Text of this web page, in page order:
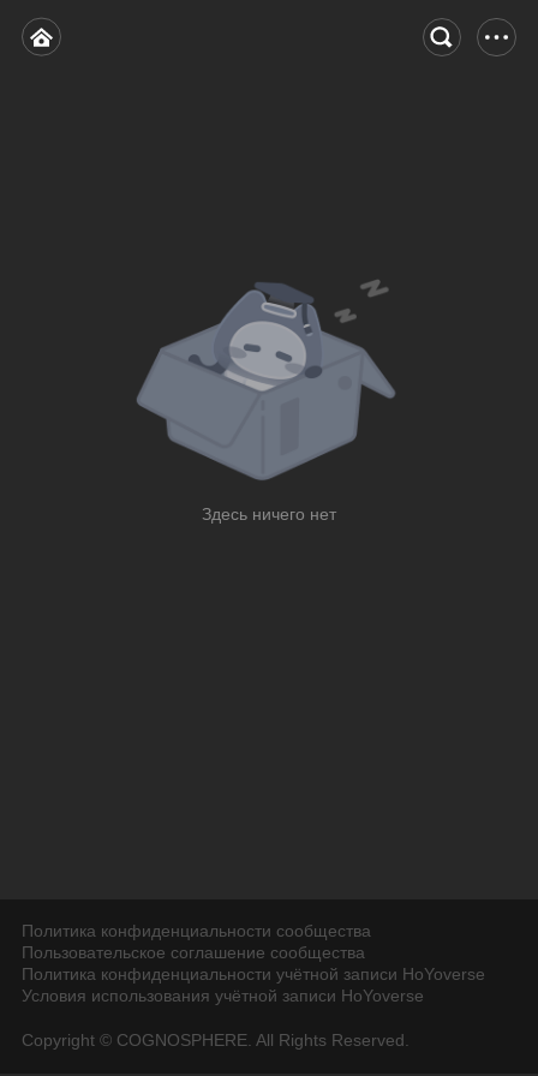
Здесь ничего нет
Политика конфиденциальности сообщества
Пользовательское соглашение сообщества
Политика конфиденциальности учётной записи HoYoverse
Условия использования учётной записи HoYoverse
Copyright © COGNOSPHERE. All Rights Reserved.